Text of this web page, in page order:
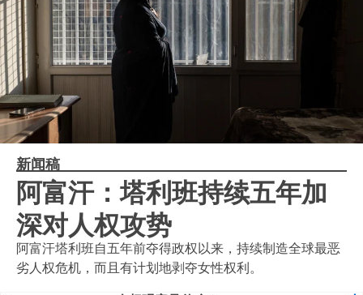
新闻稿
阿富汗：塔利班持续五年加
深对人权攻势
阿富汗塔利班自五年前夺得政权以来，持续制造全球最恶
劣人权危机，而且有计划地剥夺女性权利。